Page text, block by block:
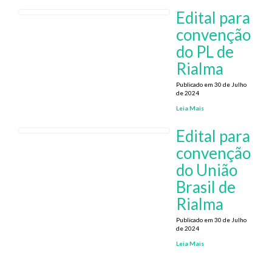
Edital para
convenção
do PL de
Rialma
Publicado em 30 de Julho
de 2024
Leia Mais
Edital para
convenção
do União
Brasil de
Rialma
Publicado em 30 de Julho
de 2024
Leia Mais